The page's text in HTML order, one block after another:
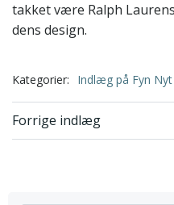
takket være Ralph
dens design.
Kategorier: Indlæg på Fyn Nyt
Forrige indlæg